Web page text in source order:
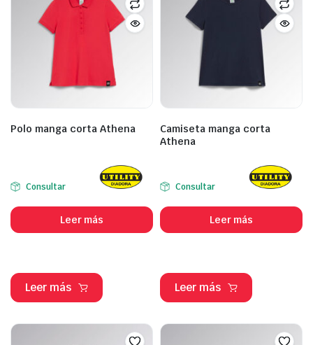
Polo manga corta Athena
Consultar
Leer más
Leer más
Camiseta manga corta
Athena
Consultar
Leer más
Leer más